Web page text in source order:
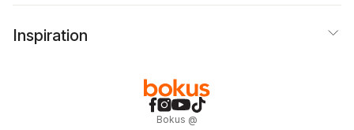
Inspiration
Bokus @